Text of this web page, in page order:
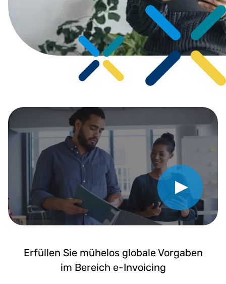
Video abspielen
Erfüllen Sie mühelos globale Vorgaben
im Bereich e-Invoicing